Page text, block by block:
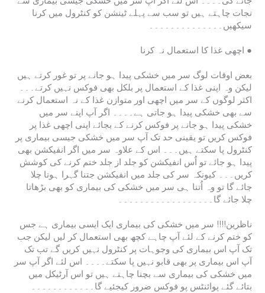
نجات چاہتے ہیں تو سب سے پہلے ٹینشن کو کنٹرول میں کرنا
سیکھیں۔۔۔۔۔۔۔۔۔۔۔۔۔۔
اچھی غذا کا استعمال نہ کرنا ●
بعض اوقات لوگ سر میں خشکی پیدا ہو جانے پر تو غور کرتے ہیں
لیکن وہ اپنی غذا کے استعمال پر بلکل بھی فوکس نہیں کرتے۔۔۔
اکثر لوگوں کے سر میں اچھی اور متوازن غذا کے نہ استعمال کرنے
سے بھی خشکی پیدا ہو جاتی ہے۔۔۔۔ اگر آپ اپنے سر میں
خشکی پیدا ہو جانے پر فوکس کرنے کے بجائے اپنی اچھی غذا پر
فوکس کریں تو یقینی حد تک آپ سر میں خشکی جیسی بیماری پر
کنٹرول پا سکتے ہیں۔۔۔ اس کے علاوہ سر میں اگر انفیکشن بھی
پیدا ہو جائے تو اُس انفیکشن کو جلد از جلد ختم کرنے کی کوشش
کریں۔۔۔ کیونکہ سر کی جلد میں انفیکشن جتنا گہرا ہوتا چلا
جائے گا تو وہ اُتنا ہی سر میں خشکی کی بیماری کو بھی بڑھاتا
چلا جائے گا۔۔۔۔۔۔۔۔۔۔۔۔۔۔۔۔۔۔
ناظرین!!!! سر میں خشکی کی بیماری ایک ایسی بیماری ہے جس
کو ختم کرنے کے لئے آپ چاہے کچھ بھی استعمال کر لیں لیکن جب
تک آپ اس بیماری کی وجوہات پر کنٹرول نہیں کریں گے تب تک
آپ اس بیماری پر بھی قابو نہیں پا سکتے۔۔۔۔ اس لئے اگر آپ سر
میں خشکی کی بیماری سے بچنا چاہتے ہیں تو اس آرٹیکل میں
بتائے گئے پوائنٹس پو فوکس ضرور کیجئیے گا۔۔۔۔۔۔۔۔۔۔۔۔